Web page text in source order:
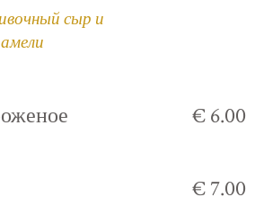
сыр и
€ 6.00
€ 7.00